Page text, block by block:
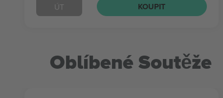
ÚT KOUPIT
Oblíbené Soutěže